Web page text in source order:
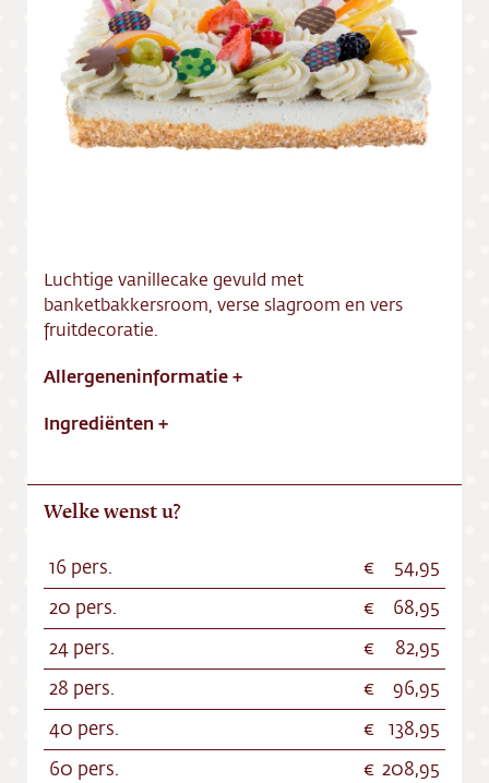
Bezorging
Contact
Vacatures
Luchtige vanillecake gevuld met
banketbakkersroom, verse slagroom en vers
fruitdecoratie.
Allergeneninformatie+
Ingrediënten +
Welke wenst u?
16 pers.
54,95
20 pers.
68,95
24 pers.
82,95
28 pers.
96,95
40 pers.
138,95
60 pers.
208,95